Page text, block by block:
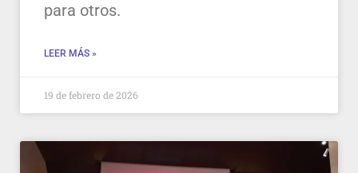
para otros.
LEER MÁS »
19 de febrero de 2026